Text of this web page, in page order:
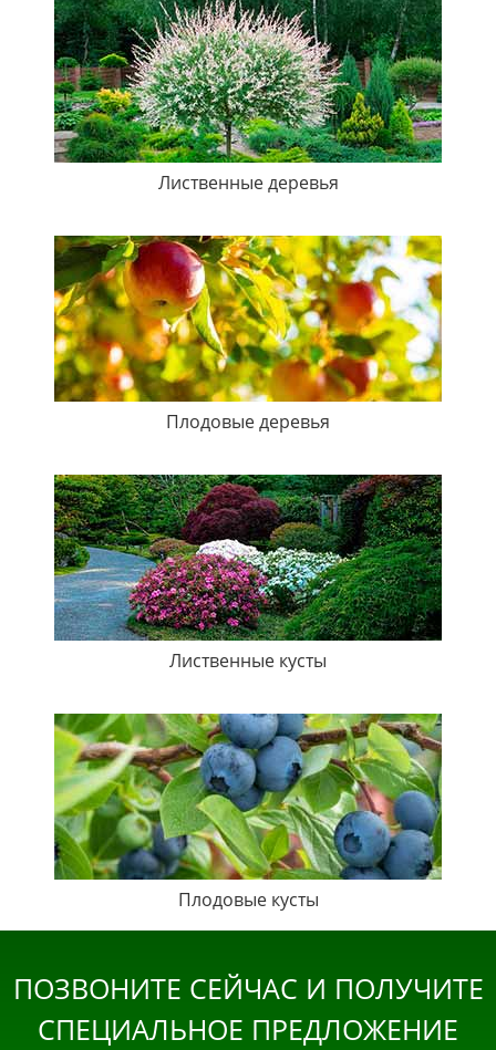
Лиственные деревья
Плодовые деревья
Лиственные кусты
Плодовые кусты
ПОЗВОНИТЕ СЕЙЧАС И ПОЛУЧИТЕ
СПЕЦИАЛЬНОЕ ПРЕДЛОЖЕНИЕ